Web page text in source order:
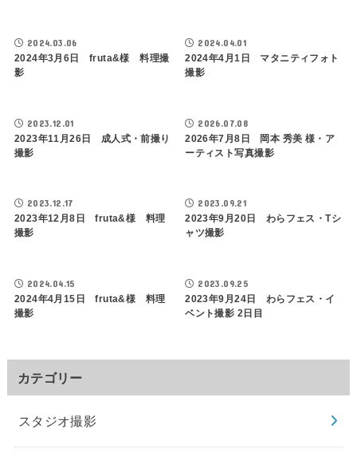
2024.03.06
2024年3月6日 fruta&様 料理撮
影
2024.04.01
2024年4月1日 マタニティフォト
撮影
2023.12.01
2023年11月26日 成人式・前撮り
撮影
2026.07.08
2026年7月8日 岡本 秀美 様・ア
ーティスト写真撮影
2023.12.17
2023年12月8日 fruta&様 料理
撮影
2023.09.21
2023年9月20日 わらフェス・Tシ
ャツ撮影
2024.04.15
2024年4月15日 fruta&様 料理
撮影
2023.09.25
2023年9月24日 わらフェス・イ
ベント撮影 2日目
カテゴリー
スタジオ撮影